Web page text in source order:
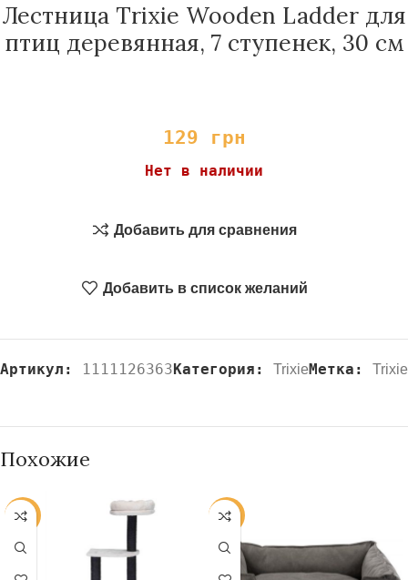
Лестница Trixie Wooden Ladder для
птиц деревянная, 7 ступенек, 30 см
129 грн
Нет в наличии
Добавить для сравнения
Добавить в список желаний
Артикул: 1111126363Категория: TrixieМетка: Trixie
Похожие
-20% -20%